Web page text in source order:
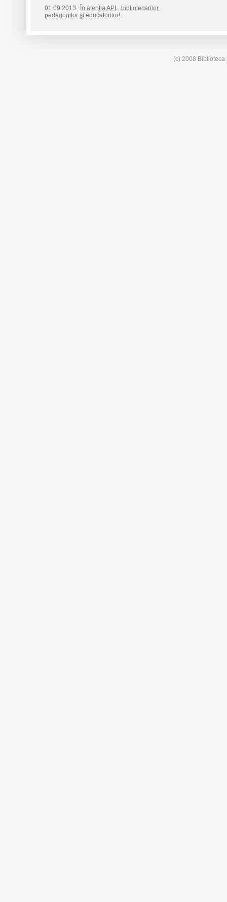
01.09.2013
În atenţia APL, bibliotecarilor,
pedagogilor şi educatorilor!
(c) 2008 Biblioteca